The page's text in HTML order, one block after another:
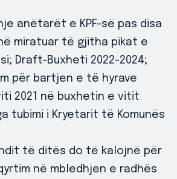
anëtarët e KPF-së pas disa
miratuar të gjitha pikat e
Draft-Buxheti 2022-2024;
për bartjen e të hyrave
2021 në buxhetin e vitit
tubimi i Kryetarit të Komunës
të ditës do të kalojnë për
në mbledhjen e radhës